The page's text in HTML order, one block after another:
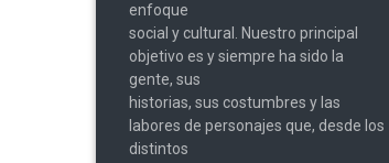
enfoque
social y cultural. Nuestro principal
objetivo es y siempre ha sido la
gente, sus
historias, sus costumbres y las
labores de personajes que, desde los
distintos